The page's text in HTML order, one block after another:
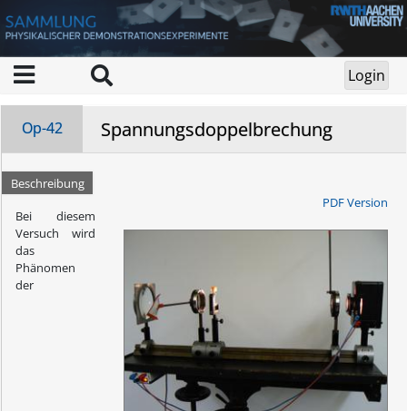
Op-42 Spannungsdoppelbrechung
Beschreibung
PDF Version
Bei diesem
Versuch wird
das
Phänomen
der